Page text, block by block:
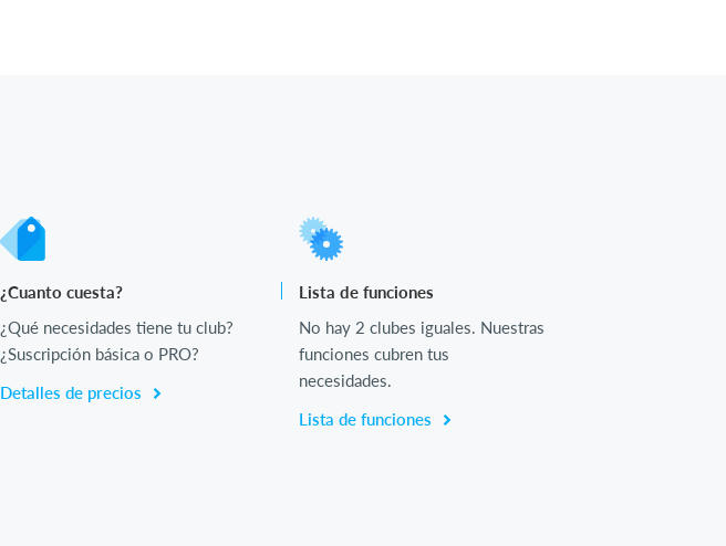
¿Cuanto cuesta?
¿Qué necesidades tiene tu club?
¿Suscripción básica o PRO?
Detalles de precios
Lista de funciones
No hay 2 clubes iguales. Nuestras
funciones cubren tus
necesidades.
Lista de funciones